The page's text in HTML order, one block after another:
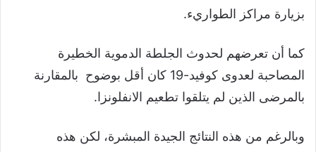
بزيارة مراكز الطواريء.
كما أن تعرضهم لحدوث الجلطة الدموية الخطيرة
المصاحبة لعدوى كوفيد-19 كان أقل بوضوح بالمقارنة
بالمرضى الذين لم يتلقوا تطعيم الانفلونزا.
وبالرغم من هذه النتائج الجيدة المبشرة، لكن هذه